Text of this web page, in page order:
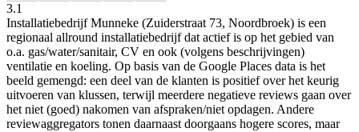
3.1
Installatiebedrijf Munneke (Zuiderstraat 73, Noordbroek) is een
regionaal allround installatiebedrijf dat actief is op het gebied van
o.a. gas/water/sanitair, CV en ook (volgens beschrijvingen)
ventilatie en koeling. Op basis van de Google Places data is het
beeld gemengd: een deel van de klanten is positief over het keurig
uitvoeren van klussen, terwijl meerdere negatieve reviews gaan over
het niet (goed) nakomen van afspraken/niet opdagen. Andere
reviewaggregators tonen daarnaast doorgaans hogere scores, maar